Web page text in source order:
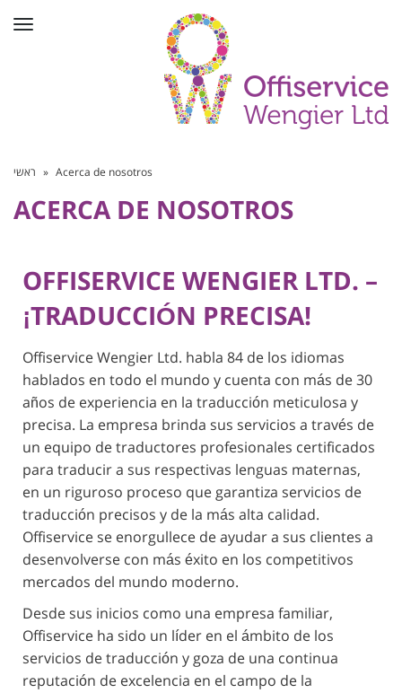
Toggle
ראשי » Acerca de nosotros
ACERCA DE NOSOTROS
OFFISERVICE WENGIER LTD. –
¡TRADUCCIÓN PRECISA!
Offiservice Wengier Ltd. habla 84 de los idiomas
hablados en todo el mundo y cuenta con más de 30
años de experiencia en la traducción meticulosa y
precisa. La empresa brinda sus servicios a través de
un equipo de traductores profesionales certificados
para traducir a sus respectivas lenguas maternas,
en un riguroso proceso que garantiza servicios de
traducción precisos y de la más alta calidad.
Offiservice se enorgullece de ayudar a sus clientes a
desenvolverse con más éxito en los competitivos
mercados del mundo moderno.
Desde sus inicios como una empresa familiar,
Offiservice ha sido un líder en el ámbito de los
servicios de traducción y goza de una continua
reputación de excelencia en el campo de la